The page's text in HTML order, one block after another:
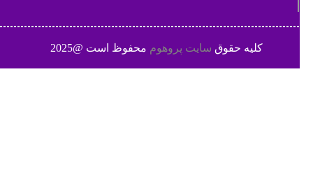
کلیه حقوقسایت پروهوممحفوظ است @2025